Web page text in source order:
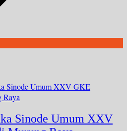
Sinode Umum XXV